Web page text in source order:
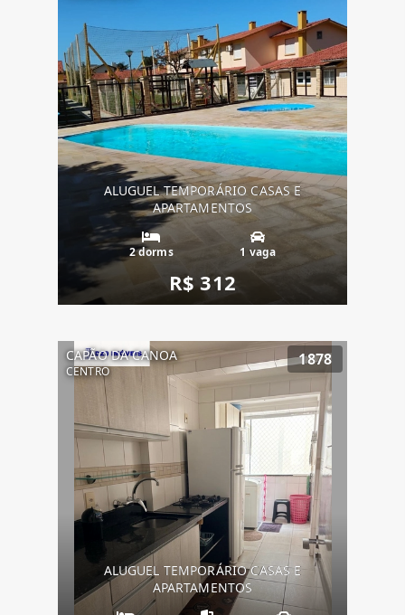
ALUGUEL TEMPORÁRIO CASAS E
APARTAMENTOS
2 dorms 1 vaga
R$ 312
CAPÃO DA CANOA
CENTRO
1878
ALUGUEL TEMPORÁRIO CASAS E
APARTAMENTOS